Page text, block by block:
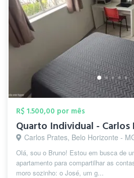
R$ 1.500,00 por mês
Quarto Individual - Carlos
Carlos Prates, Belo Horizonte -
Olá, sou o Bruno! Estou em busca de
apartamento para compartilhar as
moro sozinho: o José, um g...